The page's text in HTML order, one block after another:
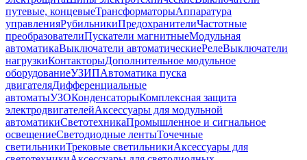
путевые, концевыеТрансформаторыАппаратура
управленияРубильникиПредохранителиЧастотные
преобразователиПускатели магнитныеМодульная
автоматикаВыключатели автоматическиеРелеВыключатели
нагрузкиКонтакторыДополнительное модульное
оборудованиеУЗИПАвтоматика пуска
двигателяДифференциальные
автоматыУЗОКонденсаторыКомплексная защита
электродвигателейАксессуары для модульной
автоматикиСветотехникаПромышленное и сигнальное
освещениеСветодиодные лентыТочечные
светильникиТрековые светильникиАксессуары для